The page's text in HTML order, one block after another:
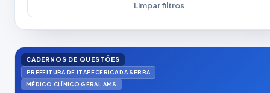
Limpar filtros
CADERNOS DE QUESTÕES
PREFEITURA DE ITAPECERICA DA SERRA
MÉDICO CLÍNICO GERAL AMS